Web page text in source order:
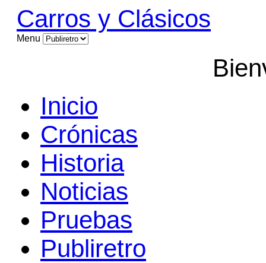
Carros y Clásicos
Menu
Inicio
Crónicas
Historia
Noticias
Pruebas
Publiretro